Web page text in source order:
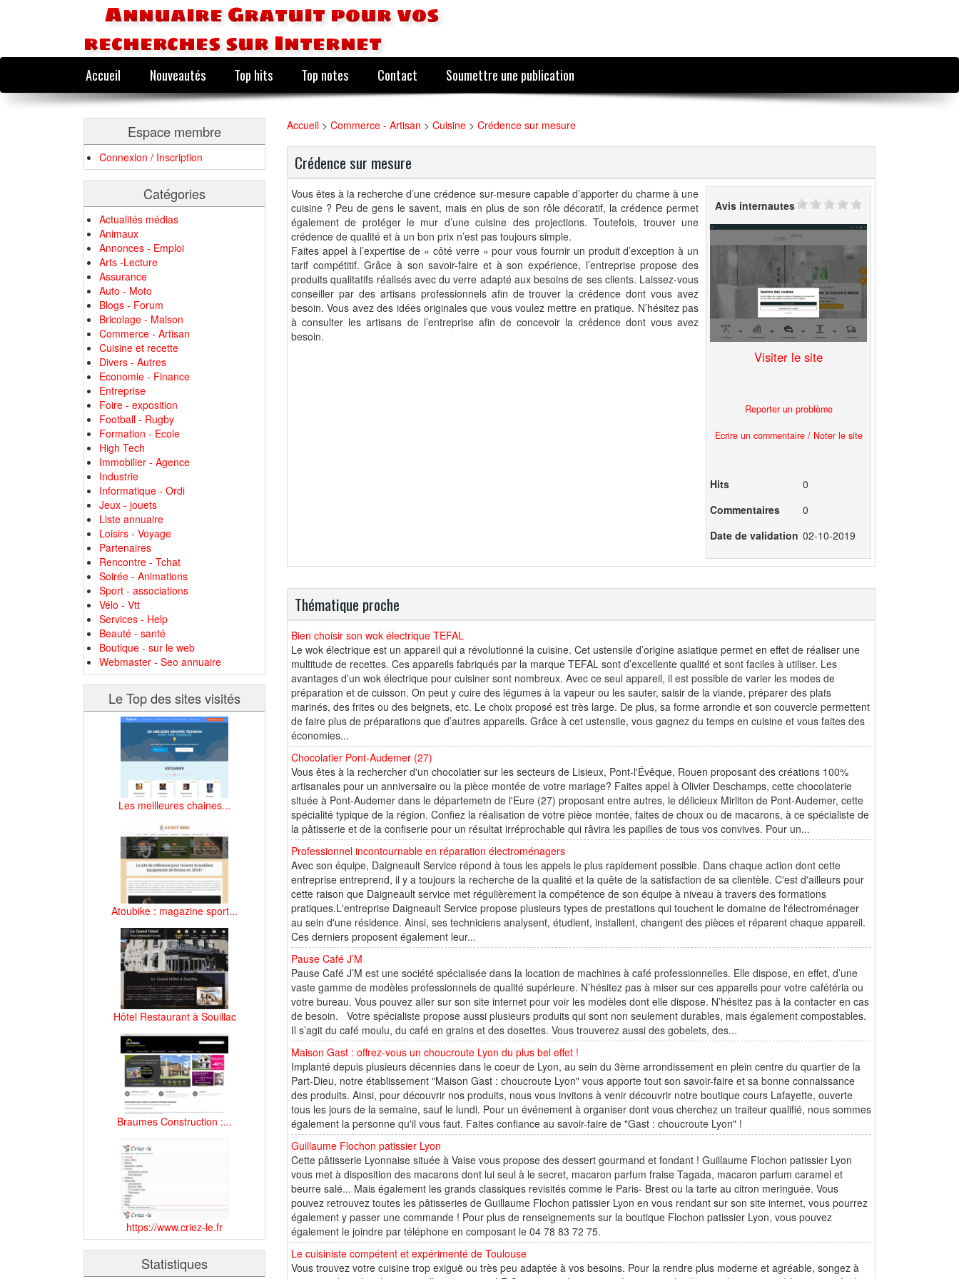
Annuaire Gratuit pour vos
recherches sur Internet
Accueil Nouveautés Top hits Top notes Contact Soumettre une publication
Espace membre
Connexion / Inscription
Catégories
Actualités médias
Animaux
Annonces - Emploi
Arts -Lecture
Assurance
Auto - Moto
Blogs - Forum
Bricolage - Maison
Commerce - Artisan
Cuisine et recette
Divers - Autres
Economie - Finance
Entreprise
Foire - exposition
Football - Rugby
Formation - Ecole
High Tech
Immobilier - Agence
Industrie
Informatique - Ordi
Jeux - jouets
Liste annuaire
Loisirs - Voyage
Partenaires
Rencontre - Tchat
Soirée - Animations
Sport - associations
Vélo - Vtt
Services - Help
Beauté - santé
Boutique - sur le web
Webmaster - Seo annuaire
Le Top des sites visités
Les meilleures chaines...
Atoubike : magazine sport...
Hôtel Restaurant à Souillac
Braumes Construction :...
https://www.criez-le.fr
Statistiques
Accueil > Commerce - Artisan > Cuisine > Crédence sur mesure
Crédence sur mesure
Vous êtes à la recherche d’une crédence sur-mesure capable d’apporter du charme à une
cuisine ? Peu de gens le savent, mais en plus de son rôle décoratif, la crédence permet
également de protéger le mur d’une cuisine des projections. Toutefois, trouver une
crédence de qualité et à un bon prix n’est pas toujours simple.
Faites appel à l’expertise de « côté verre » pour vous fournir un produit d’exception à un
tarif compétitif. Grâce à son savoir-faire et à son expérience, l’entreprise propose des
produits qualitatifs réalisés avec du verre adapté aux besoins de ses clients. Laissez-vous
conseiller par des artisans professionnels afin de trouver la crédence dont vous avez
besoin. Vous avez des idées originales que vous voulez mettre en pratique. N’hésitez pas
à consulter les artisans de l’entreprise afin de concevoir la crédence dont vous avez
besoin.
Avis internautes
Visiter le site
Reporter un problème
Ecrire un commentaire / Noter le site
Hits
0
Commentaires
0
Date de validation 02-10-2019
Thématique proche
Bien choisir son wok électrique TEFAL
Le wok électrique est un appareil qui a révolutionné la cuisine. Cet ustensile d’origine asiatique permet en effet de réaliser une
multitude de recettes. Ces appareils fabriqués par la marque TEFAL sont d’excellente qualité et sont faciles à utiliser. Les
avantages d’un wok électrique pour cuisiner sont nombreux. Avec ce seul appareil, il est possible de varier les modes de
préparation et de cuisson. On peut y cuire des légumes à la vapeur ou les sauter, saisir de la viande, préparer des plats
marinés, des frites ou des beignets, etc. Le choix proposé est très large. De plus, sa forme arrondie et son couvercle permettent
de faire plus de préparations que d’autres appareils. Grâce à cet ustensile, vous gagnez du temps en cuisine et vous faites des
économies...
Chocolatier Pont-Audemer (27)
Vous êtes à la rechercher d'un chocolatier sur les secteurs de Lisieux, Pont-l'Évêque, Rouen proposant des créations 100%
artisanales pour un anniversaire ou la pièce montée de votre mariage? Faites appel à Olivier Deschamps, cette chocolaterie
située à Pont-Audemer dans le départemetn de l'Eure (27) proposant entre autres, le délicieux Mirliton de Pont-Audemer, cette
spécialité typique de la région. Confiez la réalisation de votre pièce montée, faites de choux ou de macarons, à ce spécialiste de
la pâtisserie et de la confiserie pour un résultat irréprochable qui râvira les papilles de tous vos convives. Pour un...
Professionnel incontournable en réparation électroménagers
Avec son équipe, Daigneault Service répond à tous les appels le plus rapidement possible. Dans chaque action dont cette
entreprise entreprend, il y a toujours la recherche de la qualité et la quête de la satisfaction de sa clientèle. C'est d'ailleurs pour
cette raison que Daigneault service met régulièrement la compétence de son équipe à niveau à travers des formations
pratiques.L'entreprise Daigneault Service propose plusieurs types de prestations qui touchent le domaine de l'électroménager
au sein d'une résidence. Ainsi, ses techniciens analysent, étudient, installent, changent des pièces et réparent chaque appareil.
Ces derniers proposent également leur...
Pause Café J’M
Pause Café J’M est une société spécialisée dans la location de machines à café professionnelles. Elle dispose, en effet, d’une
vaste gamme de modèles professionnels de qualité supérieure. N’hésitez pas à miser sur ces appareils pour votre cafétéria ou
votre bureau. Vous pouvez aller sur son site internet pour voir les modèles dont elle dispose. N’hésitez pas à la contacter en cas
de besoin. Votre spécialiste propose aussi plusieurs produits qui sont non seulement durables, mais également compostables.
Il s’agit du café moulu, du café en grains et des dosettes. Vous trouverez aussi des gobelets, des...
Maison Gast : offrez-vous un choucroute Lyon du plus bel effet !
Implanté depuis plusieurs décennies dans le coeur de Lyon, au sein du 3ème arrondissement en plein centre du quartier de la
Part-Dieu, notre établissement "Maison Gast : choucroute Lyon" vous apporte tout son savoir-faire et sa bonne connaissance
des produits. Ainsi, pour découvrir nos produits, nous vous invitons à venir découvrir notre boutique cours Lafayette, ouverte
tous les jours de la semaine, sauf le lundi. Pour un événement à organiser dont vous cherchez un traiteur qualifié, nous sommes
également la personne qu'il vous faut. Faites confiance au savoir-faire de "Gast : choucroute Lyon" !
Guillaume Flochon patissier Lyon
Cette pâtisserie Lyonnaise située à Vaise vous propose des dessert gourmand et fondant ! Guillaume Flochon patissier Lyon
vous met à disposition des macarons dont lui seul à le secret, macaron parfum fraise Tagada, macaron parfum caramel et
beurre salé... Mais également les grands classiques revisités comme le Paris- Brest ou la tarte au citron meringuée. Vous
pouvez retrouvez toutes les pâtisseries de Guillaume Flochon patissier Lyon en vous rendant sur son site internet, vous pourrez
également y passer une commande ! Pour plus de renseignements sur la boutique Flochon patissier Lyon, vous pouvez
également le joindre par téléphone en composant le 04 78 83 72 75.
Le cuisiniste compétent et expérimenté de Toulouse
Vous trouvez votre cuisine trop exiguë ou très peu adaptée à vos besoins. Pour la rendre plus moderne et agréable, songez à